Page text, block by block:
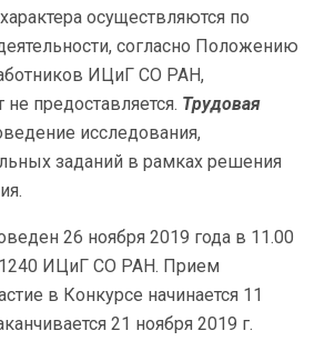
осуществляются по
согласно Положению
ИЦиГ СО РАН,
предоставляется. Трудовая
исследования,
заданий в рамках решения
26 ноября 2019 года в 11.00
1240 ИЦиГ СО РАН. Прием
в Конкурсе начинается 11
21 ноября 2019 г.